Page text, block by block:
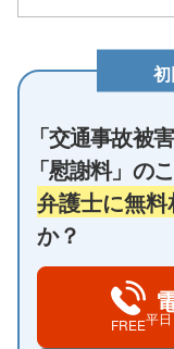
「交通事故被
「慰謝料」の
弁護士に無料
か？
FREE平日